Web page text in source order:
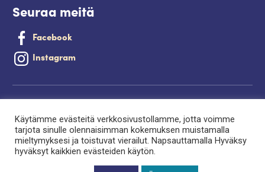
Seuraa meitä
Facebook
Instagram
Saavutettavuusseloste
Evästeet
Käytämme evästeitä verkkosivustollamme, jotta voimme
tarjota sinulle olennaisimman kokemuksen muistamalla
mieltymyksesi ja toistuvat vierailut. Napsauttamalla Hyväksy
hyväksyt kaikkien evästeiden käytön.